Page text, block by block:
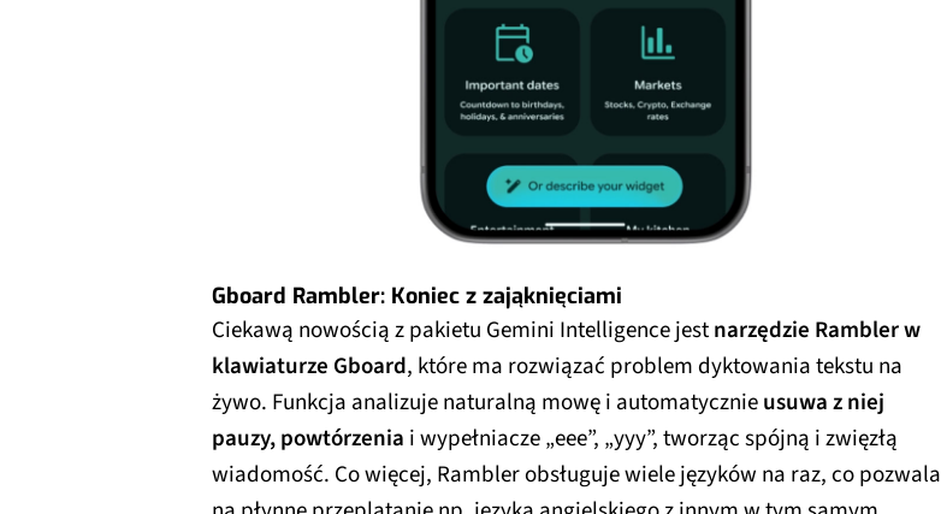
Gboard Rambler: Koniec z zająknięciami
Ciekawą nowością z pakietu Gemini Intelligence jestnarzędzie Rambler w
klawiaturze Gboard, które ma rozwiązać problem dyktowania tekstu na
żywo. Funkcja analizuje naturalną mowę i automatycznieusuwa z niej
pauzy, powtórzenia i wypełniacze „eee”, „yyy”, tworząc spójną i zwięzłą
wiadomość. Co więcej, Rambler obsługuje wiele języków na raz, co pozwala